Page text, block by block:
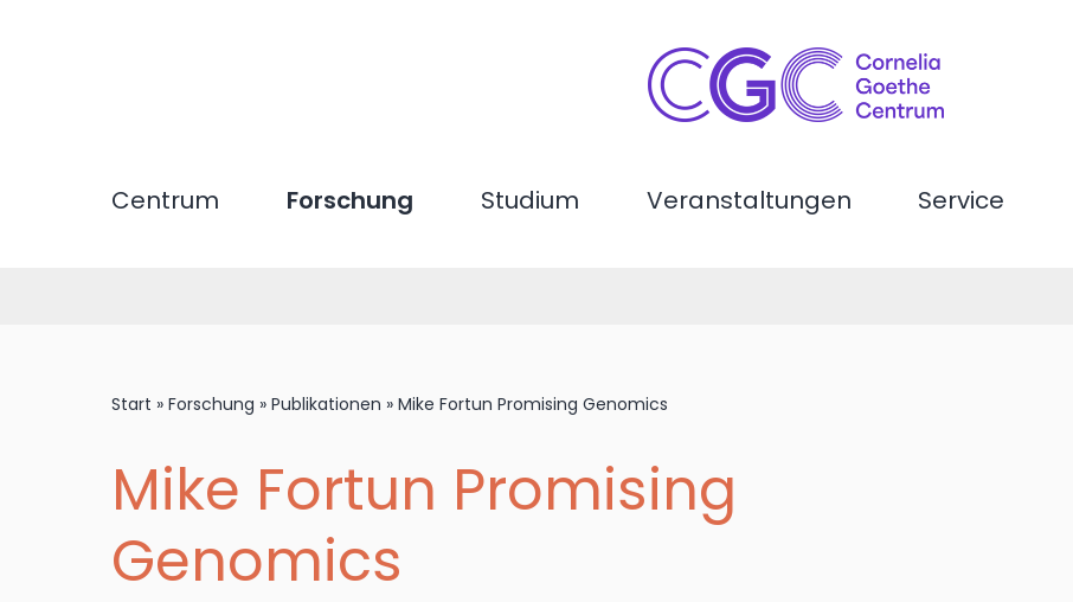
Centrum Forschung Studium Veranstaltungen Service
Start » Forschung » Publikationen » Mike Fortun Promising Genomics
Mike Fortun Promising
Genomics